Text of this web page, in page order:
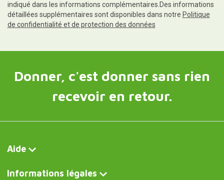
indiqué dans les informations complémentaires.Des informations
détaillées supplémentaires sont disponibles dans notre Politique
de confidentialité et de protection des données
Donner, c'est donner sans rien
recevoir en retour.
Aide
Informations légales